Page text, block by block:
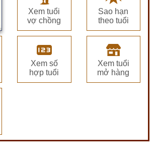
Xem tuổi
vợ chồng
Sao hạn
theo tuổi
Xem số
hợp tuổi
Xem tuổi
mở hàng